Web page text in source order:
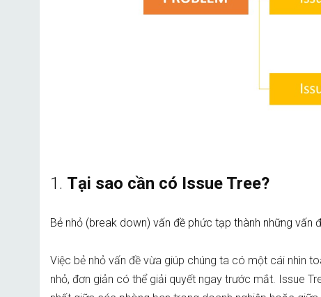
1. Tại sao cần có Issue Tree?
Bẻ nhỏ (break down) vấn đề phức tạp thành những vấn
Việc bẻ nhỏ vấn đề vừa giúp chúng ta có một cái nhìn
nhỏ, đơn giản có thể giải quyết ngay trước mắt. Issue